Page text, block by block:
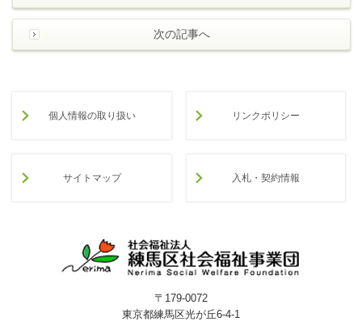
次の記事へ
個人情報の取り扱い リンクポリシー
サイトマップ 入札・契約情報
〒179-0072
東京都練馬区光が丘6-4-1